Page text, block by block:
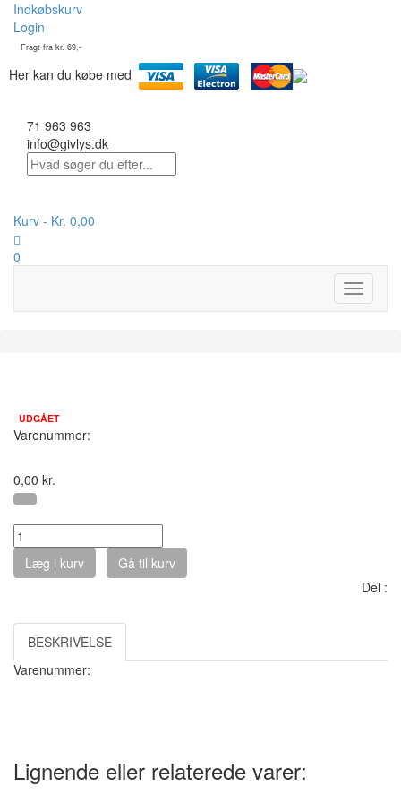
Indkøbskurv
Login
Fragt fra kr. 69,-
Her kan du købe med
71 963 963
info@givlys.dk
Kurv - Kr. 0,00
0
Toggle
UDGÅET
Varenummer:
0,00 kr.
Læg i kurv
Gå til kurv
Del :
BESKRIVELSE
Varenummer:
Lignende eller relaterede varer: